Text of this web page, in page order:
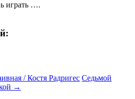
играть ….
/ Костя Радригес Седьмой
→